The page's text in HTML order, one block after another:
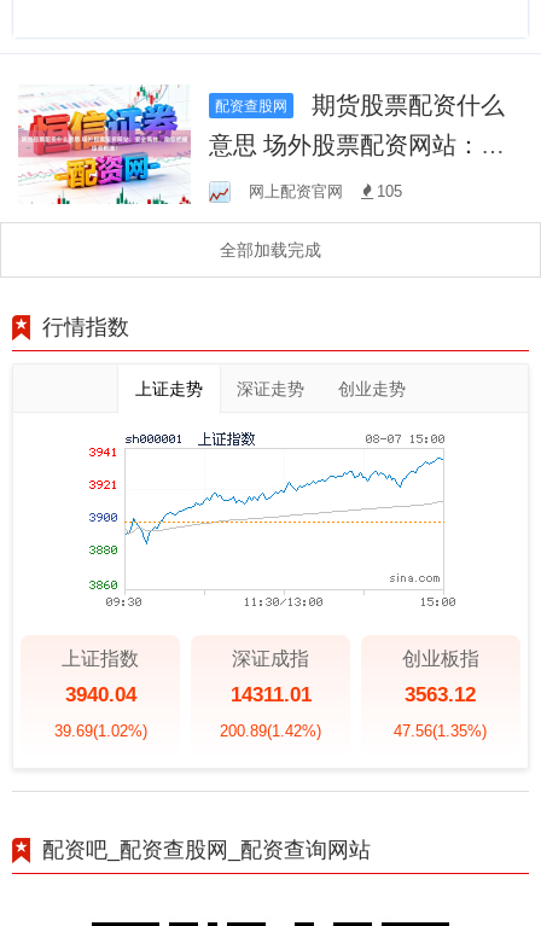
配资查股网
期货股票配资什么
意思 场外股票配资网站：安
全高效，助您把握投资机
遇！
网上配资官网 105
全部加载完成
行情指数
上证走势 深证走势 创业走势
上证指数
3940.04
39.69(1.02%)
深证成指
14311.01
200.89(1.42%)
创业板指
3563.12
47.56(1.35%)
配资吧_配资查股网_配资查询网站